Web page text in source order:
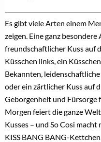
Es gibt viele Arten einem
zeigen. Eine ganz
freundschaftlicher Kuss auf
Küsschen links, ein
Bekannten,
oder ein zärtlicher Kuss auf
Geborgenheit und Fürsorge
Morgen feiert die ganze
Kusses – und So Cosi
KISS BANG BANG-